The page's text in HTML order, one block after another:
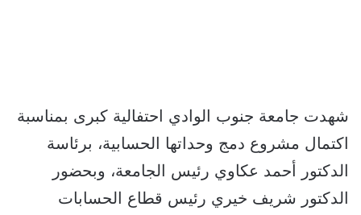
شهدت جامعة جنوب الوادي احتفالية كبرى بمناسبة
اكتمال مشروع دمج وحداتها الحسابية، برئاسة
الدكتور أحمد عكاوي رئيس الجامعة، وبحضور
الدكتور شريف خيري رئيس قطاع الحسابات